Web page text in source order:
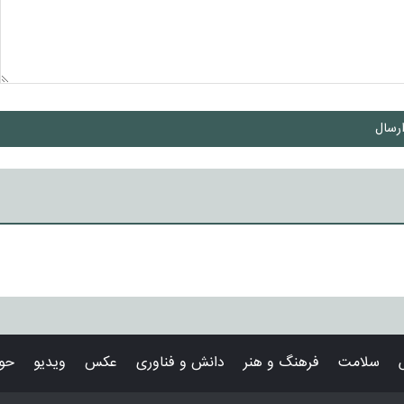
ارسال
سلامت فرهنگ و هنر دانش و فناوری عکس ویدیو